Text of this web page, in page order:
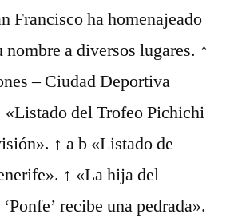
Francisco ha homenajeado
a diversos lugares. ↑
– Ciudad Deportiva
«Listado del Trofeo Pichichi
↑ a b «Listado de
↑ «La hija del
recibe una pedrada».